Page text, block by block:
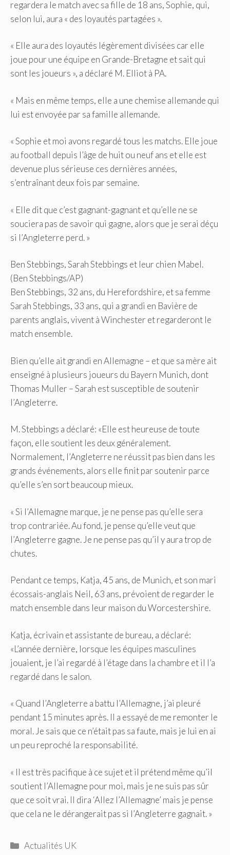
regardera le match avec sa fille de 18 ans, Sophie, qui,
selon lui, aura « des loyautés partagées ».
« Elle aura des loyautés légèrement divisées car elle
joue pour une équipe en Grande-Bretagne et sait qui
sont les joueurs », a déclaré M. Elliot à PA.
« Mais en même temps, elle a une chemise allemande qui
lui est envoyée par sa famille allemande.
« Sophie et moi avons regardé tous les matchs. Elle joue
au football depuis l’âge de huit ou neuf ans et elle est
devenue plus sérieuse ces dernières années,
s’entraînant deux fois par semaine.
« Elle dit que c’est gagnant-gagnant et qu’elle ne se
souciera pas de savoir qui gagne, alors que je serai déçu
si l’Angleterre perd. »
Ben Stebbings, Sarah Stebbings et leur chien Mabel.
(Ben Stebbings/AP)
Ben Stebbings, 32 ans, du Herefordshire, et sa femme
Sarah Stebbings, 33 ans, qui a grandi en Bavière de
parents anglais, vivent à Winchester et regarderont le
match ensemble.
Bien qu’elle ait grandi en Allemagne – et que sa mère ait
enseigné à plusieurs joueurs du Bayern Munich, dont
Thomas Muller – Sarah est susceptible de soutenir
l’Angleterre.
M. Stebbings a déclaré: «Elle est heureuse de toute
façon, elle soutient les deux généralement.
Normalement, l’Angleterre ne réussit pas bien dans les
grands événements, alors elle finit par soutenir parce
qu’elle s’en sort beaucoup mieux.
« Si l’Allemagne marque, je ne pense pas qu’elle sera
trop contrariée. Au fond, je pense qu’elle veut que
l’Angleterre gagne. Je ne pense pas qu’il y aura trop de
chutes.
Pendant ce temps, Katja, 45 ans, de Munich, et son mari
écossais-anglais Neil, 63 ans, prévoient de regarder le
match ensemble dans leur maison du Worcestershire.
Katja, écrivain et assistante de bureau, a déclaré:
«L’année dernière, lorsque les équipes masculines
jouaient, je l’ai regardé à l’étage dans la chambre et il l’a
regardé dans le salon.
« Quand l’Angleterre a battu l’Allemagne, j’ai pleuré
pendant 15 minutes après. Il a essayé de me remonter le
moral. Je sais que ce n’était pas sa faute, mais je lui en ai
un peu reproché la responsabilité.
« Il est très pacifique à ce sujet et il prétend même qu’il
soutient l’Allemagne pour moi, mais je ne suis pas sûr
que ce soit vrai. Il dira ‘Allez l’Allemagne’ mais je pense
que cela ne le dérangerait pas si l’Angleterre gagnait. »
Catégories
Actualités UK